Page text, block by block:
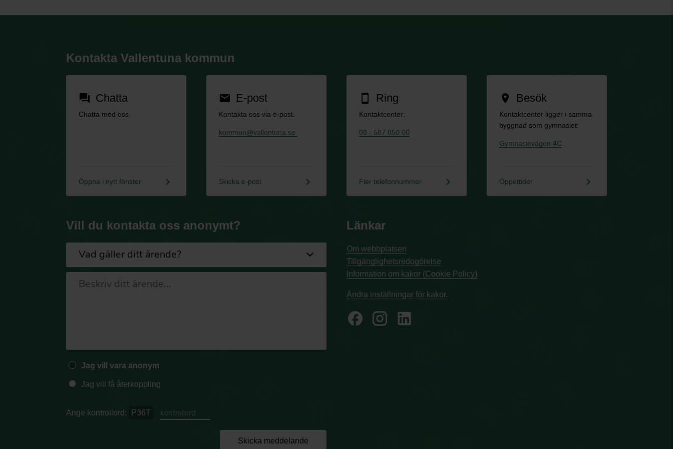
Kontakta Vallentuna kommun
forum Chatta
Chatta med oss.
Öppna i nytt fönster keyboard_arrow_right
email E-post
Kontakta oss via e-post.
kommun@vallentuna.se
Skicka e-post keyboard_arrow_right
smartphone Ring
Kontaktcenter:
08 - 587 850 00
Fler telefonnummer keyboard_arrow_right
location_on Besök
Kontaktcenter ligger i samma
byggnad som gymnasiet:
Gymnasievägen 4C
Öppettider keyboard_arrow_right
Vill du kontakta oss anonymt?
Jag vill vara anonym
Jag vill få återkoppling
Ange kontrollord: P36T
Skicka meddelande
Länkar
Om webbplatsen
Tillgänglighetsredogörelse
Information om kakor (Cookie Policy)
Ändra inställningar för kakor.
facebook